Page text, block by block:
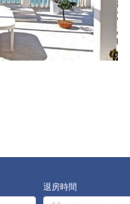
退房時間